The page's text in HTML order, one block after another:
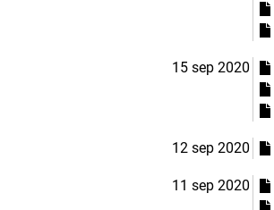
15 sep 2020
12 sep 2020
11 sep 2020